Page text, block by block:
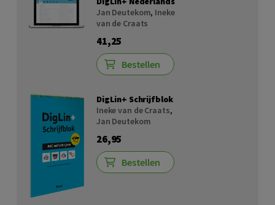
Jan Deutekom, Ineke
van de Craats
41,25
Bestellen
DigLin+ Schrijfblok
Ineke van de Craats,
Jan Deutekom
26,95
Bestellen